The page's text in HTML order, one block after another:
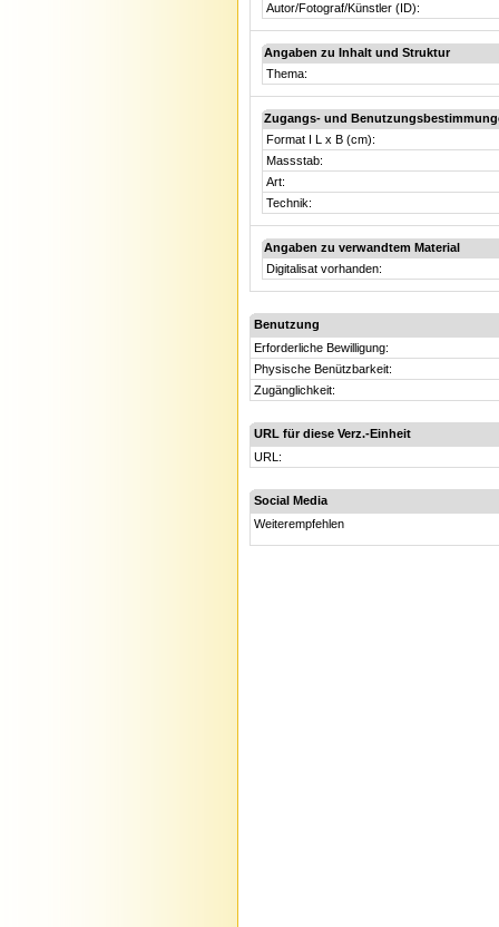
Autor/Fotograf/Künstler (ID):
Angaben zu Inhalt und Struktur
Thema:
Zugangs- und
Format I L x B (cm):
Massstab:
Art:
Technik:
Angaben zu verwandtem Material
Digitalisat vorhanden:
Benutzung
Erforderliche Bewilligung:
Physische Benützbarkeit:
Zugänglichkeit:
URL für diese Verz.-Einheit
URL:
Social Media
Weiterempfehlen